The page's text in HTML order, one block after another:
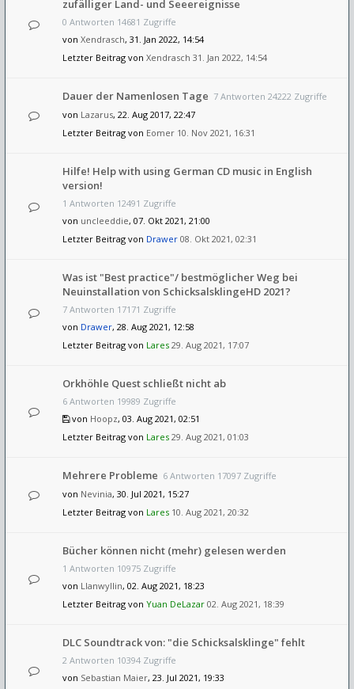
zufälliger Land- und Seeereignisse
0 Antworten 14681 Zugriffe
von Xendrasch, 31. Jan 2022, 14:54
Letzter Beitrag von Xendrasch 31. Jan 2022, 14:54
Dauer der Namenlosen Tage 7 Antworten 24222 Zugriffe
von Lazarus, 22. Aug 2017, 22:47
Letzter Beitrag von Eomer 10. Nov 2021, 16:31
Hilfe! Help with using German CD music in English
version!
1 Antworten 12491 Zugriffe
von uncleeddie, 07. Okt 2021, 21:00
Letzter Beitrag von Drawer 08. Okt 2021, 02:31
Was ist "Best practice"/ bestmöglicher Weg bei
Neuinstallation von SchicksalsklingeHD 2021?
7 Antworten 17171 Zugriffe
von Drawer, 28. Aug 2021, 12:58
Letzter Beitrag von Lares 29. Aug 2021, 17:07
Orkhöhle Quest schließt nicht ab
6 Antworten 19989 Zugriffe
von Hoopz, 03. Aug 2021, 02:51
Letzter Beitrag von Lares 29. Aug 2021, 01:03
Mehrere Probleme 6 Antworten 17097 Zugriffe
von Nevinia, 30. Jul 2021, 15:27
Letzter Beitrag von Lares 10. Aug 2021, 20:32
Bücher können nicht (mehr) gelesen werden
1 Antworten 10975 Zugriffe
von Llanwyllin, 02. Aug 2021, 18:23
Letzter Beitrag von Yuan DeLazar 02. Aug 2021, 18:39
DLC Soundtrack von: "die Schicksalsklinge" fehlt
2 Antworten 10394 Zugriffe
von Sebastian Maier, 23. Jul 2021, 19:33